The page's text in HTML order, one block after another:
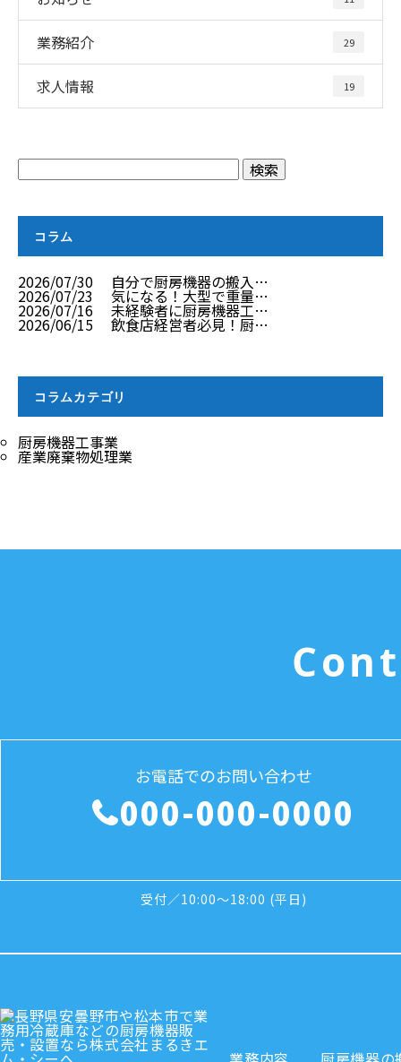
業務紹介 29
求人情報 19
コラム
2026/07/30 自分で厨房機器の搬入…
2026/07/23 気になる！大型で重量…
2026/07/16 未経験者に厨房機器工…
2026/06/15 飲食店経営者必見！厨…
コラムカテゴリ
厨房機器工事業
産業廃棄物処理業
お電話でのお問い合わせ
000-000-0000
受付／10:00～18:00 (平日)